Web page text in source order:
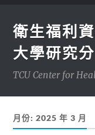
衛生福利
大學研究
TCU Center for
月份:2025 年 3 月